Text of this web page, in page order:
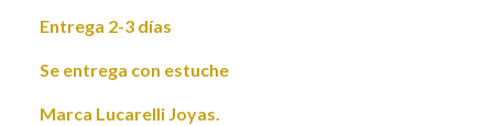
Entrega 2-3 días
Se entrega con estuche
Marca Lucarelli Joyas.